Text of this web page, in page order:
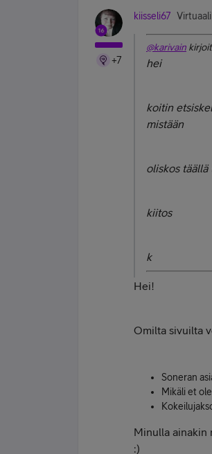
+7
kiisseli67
@karivain
hei
koitin
mistään
oliskos
kiitos
k
Hei!
Omilta sivuilta
Soneran
Mikäli et
Minulla ainakin
:)